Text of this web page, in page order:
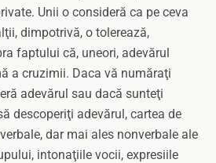
Unii o consideră ca pe ceva
dimpotrivă, o tolerează,
faptului că, uneori, adevărul
a cruzimii. Daca vă număraţi
adevărul sau dacă sunteţi
descoperiţi adevărul, cartea de
dar mai ales nonverbale ale
intonaţiile vocii, expresiile